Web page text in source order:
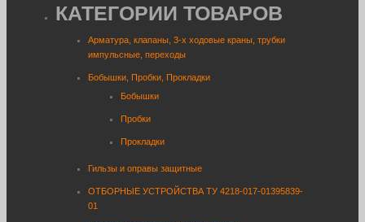
КАТЕГОРИИ ТОВАРОВ
Арматура, клапаны, 3-х ходовые краны, трубки
импульсные, переходы
Бобышки, Пробки, Прокладки
Бобышки
Пробки
Прокладки
Гильзы и оправы защитные
ОТБОРНЫЕ УСТРОЙСТВА ТУ 4218-017-01395839-
01